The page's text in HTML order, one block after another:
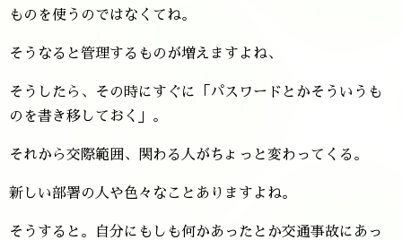
ものを使うのではなくてね。
そうなると管理するものが増えますよね、
そうしたら、その時にすぐに「パスワードとかそういうも
のを書き移しておく」。
それから交際範囲、関わる人がちょっと変わってくる。
新しい部署の人や色々なことありますよね。
そうすると。自分にもしも何かあったとか交通事故にあっ